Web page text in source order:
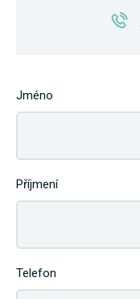
Jméno
Příjmení
Telefon